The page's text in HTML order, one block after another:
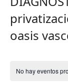
oasis
No hay eventos